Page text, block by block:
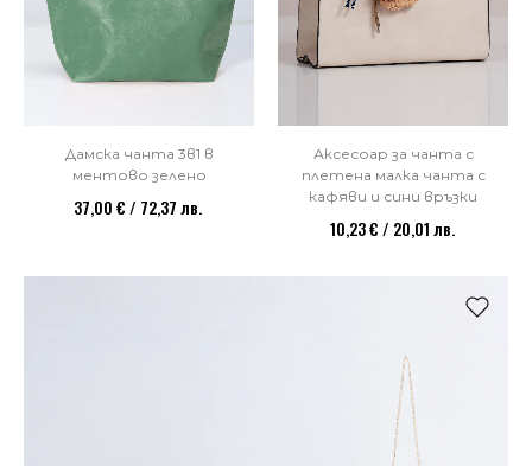
Дамска чанта 3в1 в
ментово зелено
37,00 € / 72,37 лв.
Аксесоар за чанта с
плетена малка чанта с
кафяви и сини връзки
10,23 € / 20,01 лв.